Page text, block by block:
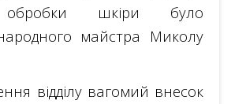
обробки шкіри було
майстра Миколу
відділу вагомий внесок